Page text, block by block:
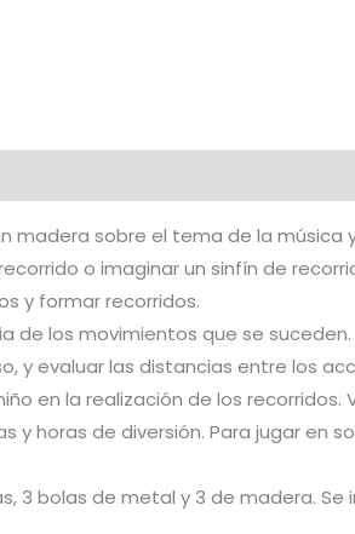
sobre el tema de la música y
o imaginar un sinfín de
y formar recorridos.
de los movimientos que se suceden.
y evaluar las distancias entre los
en la realización de los recorridos.
y horas de diversión. Para jugar en
3 bolas de metal y 3 de madera. Se